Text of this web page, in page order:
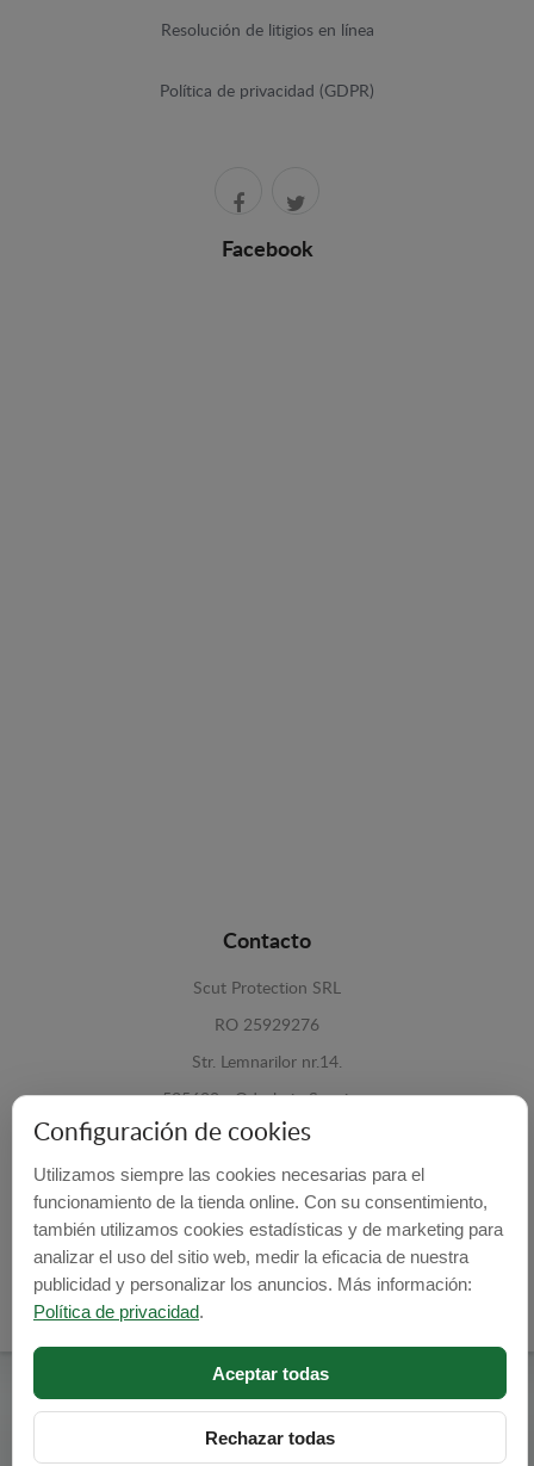
Resolución de litigios en línea
Política de privacidad (GDPR)
Facebook
Contacto
Scut Protection SRL
RO 25929276
Str. Lemnarilor nr.14.
535600 - Odorheiu Secuiesc
Harghita, Romania
E-mail: info@cubrecarter.com
Site: www.cubrecarter.com
Cubre Carter -© 2026
Configuración de cookies
Utilizamos siempre las cookies necesarias para el
funcionamiento de la tienda online. Con su consentimiento,
también utilizamos cookies estadísticas y de marketing para
analizar el uso del sitio web, medir la eficacia de nuestra
publicidad y personalizar los anuncios. Más información:
Política de privacidad.
Aceptar todas
Rechazar todas